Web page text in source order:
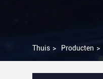
Thuis > Producten >